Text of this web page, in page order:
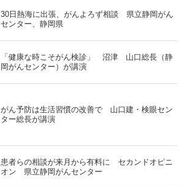
30日熱海に出張、がんよろず相談 県立静岡がん
センター、静岡県
「健康な時こそがん検診」 沼津 山口総長（静
岡がんセンター）が講演
がん予防は生活習慣の改善で 山口建・検眼セン
ター総長が講演
患者らの相談が来月から有料に セカンドオピニ
オン 県立静岡がんセンター